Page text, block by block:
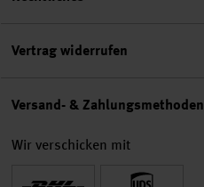
Vertrag widerrufen
Versand- & Zahlungsmethoden
Wir verschicken mit